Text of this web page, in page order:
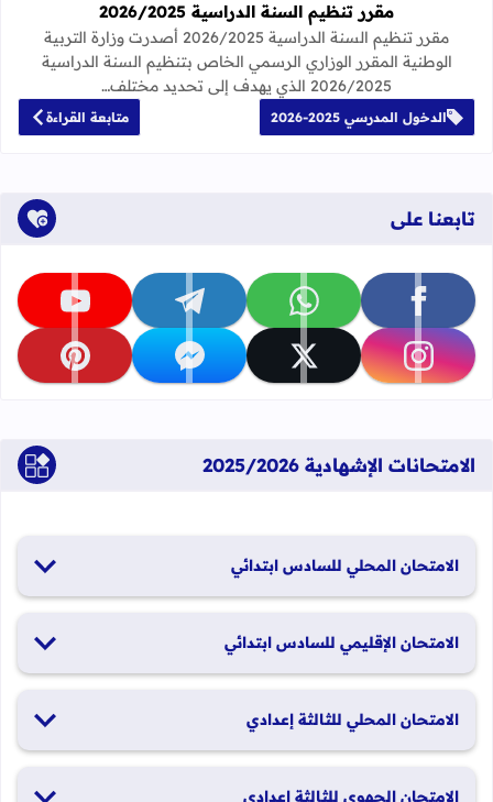
مقرر تنظيم السنة الدراسية 2026/2025
مقرر تنظيم السنة الدراسية 2026/2025 أصدرت وزارة التربية
الوطنية المقرر الوزاري الرسمي الخاص بتنظيم السنة الدراسية
2026/2025 الذي يهدف إلى تحديد مختلف…
الدخول المدرسي 2025-2026 متابعة القراءة
تابعنا على
تابعنا على facebook تابعنا على whatsapp تابعنا على telegram تابعنا على youtube
تابعنا على instagram تابعنا على x تابعنا على messenger تابعنا على pinterest
الامتحانات الإشهادية 2025/2026
الامتحان المحلي للسادس ابتدائي
الامتحان الإقليمي للسادس ابتدائي
الامتحان المحلي للثالثة إعدادي
الامتحان الجهوي للثالثة إعدادي